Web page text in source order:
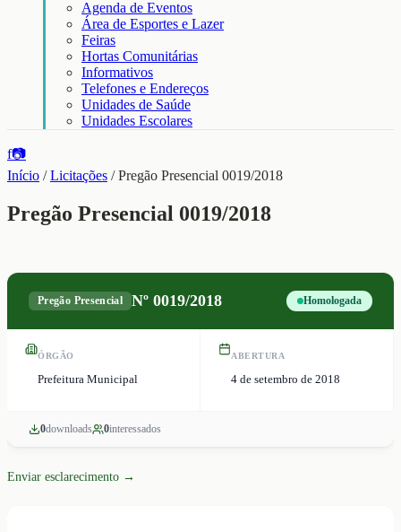
Agenda de Eventos
Área de Esportes e Lazer
Feiras
Hortas Comunitárias
Informativos
Telefones e Endereços
Unidades de Saúde
Unidades Escolares
f📷
Início /Licitações /Pregão Presencial 0019/2018
Pregão Presencial 0019/2018
Pregão Presencial Nº0019/2018 Homologada
ÓRGÃO
Prefeitura Municipal
ABERTURA
4 de setembro de 2018
0downloads 0interessados
Enviar esclarecimento →